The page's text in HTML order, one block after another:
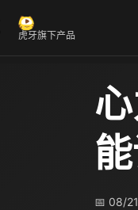
虎牙旗下产品
📅 08/